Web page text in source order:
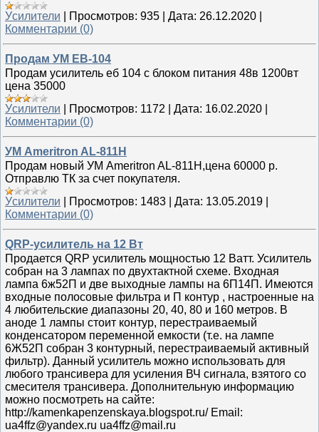
Уcилители
Просмотров: 935 Дата: 26.12.2020
Комментарии (0)
Продам УМ ЕВ-104
Продам усилитель еб 104 с блоком питания 48в 1200вт
цена 35000
Уcилители
Просмотров: 1172 Дата: 16.02.2020
Комментарии (0)
УМ Ameritron AL-811H
Продам новый УМ Ameritron AL-811H,цена 60000 р.
Отправлю ТК за счет покупателя.
Уcилители
Просмотров: 1483 Дата: 13.05.2019
Комментарии (0)
QRP-усилитель на 12 Вт
Продается QRP усилитель мощностью 12 Ватт. Усилитель
собран на 3 лампах по двухтактной схеме. Входная
лампа 6ж52П и две выходные лампы на 6П14П. Имеются
входные полосовые фильтра и П контур , настроенные на
4 любительские диапазоны 20, 40, 80 и 160 метров. В
аноде 1 лампы стоит контур, перестраиваемый
конденсатором переменной емкости (т.е. на лампе
6Ж52П собран 3 контурный, перестраиваемый активный
фильтр). Данный усилитель можно использовать для
любого трансивера для усиления ВЧ сигнала, взятого со
смесителя трансивера. Дополнительную информацию
можно посмотреть на сайте:
http://kamenkapenzenskaya.blogspot.ru/ Email:
ua4ffz@yandex.ru ua4ffz@mail.ru